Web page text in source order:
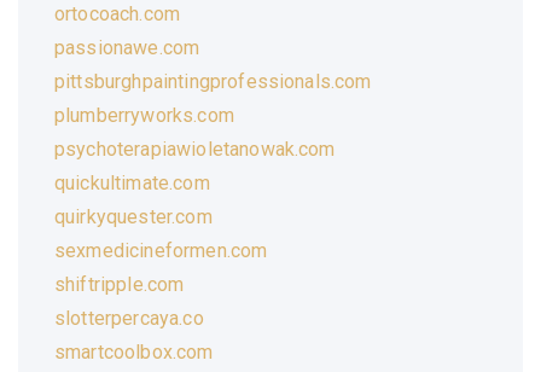
ortocoach.com
passionawe.com
pittsburghpaintingprofessionals.com
plumberryworks.com
psychoterapiawioletanowak.com
quickultimate.com
quirkyquester.com
sexmedicineformen.com
shiftripple.com
slotterpercaya.co
smartcoolbox.com